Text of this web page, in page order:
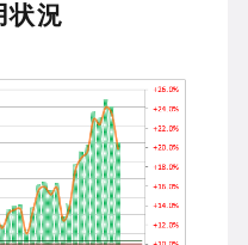
状況